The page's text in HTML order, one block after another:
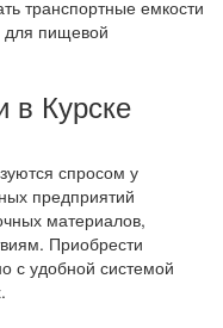
транспортные емкости
для пищевой
в Курске
спросом у
предприятий
материалов,
Приобрести
с удобной системой